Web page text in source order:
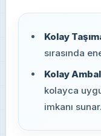
Kolay
sırasında
Kolay
kolayca
imkanı sunar.